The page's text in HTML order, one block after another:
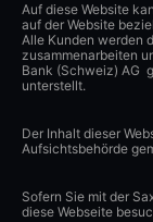
Auf diese Website
auf der Website
Alle Kunden werden
zusammenarbeiten
Bank (Schweiz) AG
unterstellt.
Der Inhalt dieser
Aufsichtsbehörde
Sofern Sie mit der
diese Webseite